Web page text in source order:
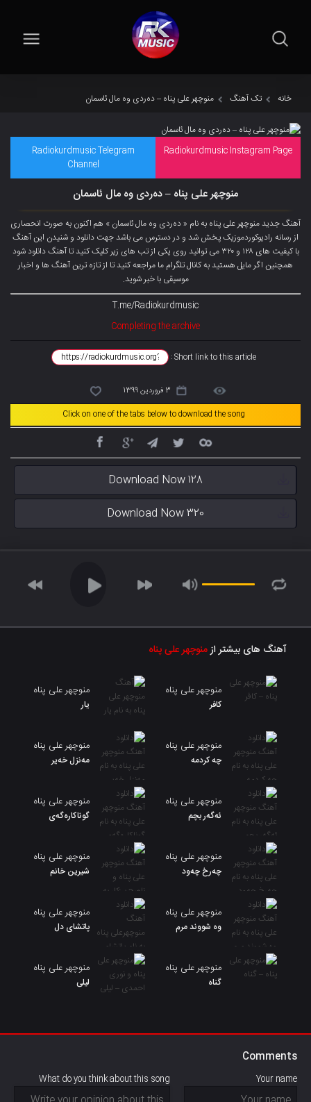
خانه تک آهنگ منوچهر علی پناه – دەردی وە مال ئاسمان
Radiokurdmusic Instagram Page
Radiokurdmusic Telegram
Channel
منوچهر علی پناه – دەردی وە مال ئاسمان
آهنگ جدید منوچهر علی پناه به نام « دەردی وە مال ئاسمان » هم اکنون به صورت انحصاری
از رسانه رادیوکوردموزیک پخش شد و در دسترس می باشد جهت دانلود و شنیدن این آهنگ
با کیفیت های ۱۲۸ و ۳۲۰ می توانید روی یکی از تب های زیر کلیک کنید تا آهنگ دانلود شود
همچنین اگر مایل هستید به کانال تلگرام ما مراجعه کنید تا از تازه ترین آهنگ ها و اخبار
موسیقی با خبر شوید.
T.me/Radiokurdmusic
Completing the archive
Short link to this article :
3 فروردین 1399
Click on one of the tabs below to download the song
Download Now 128
Download Now 320
آهنگ های بیشتر ازمنوچهر علی پناه
منوچهر علی پناه
کافر
منوچهر علی پناه
یار
منوچهر علی پناه
چه کردمه
منوچهر علی پناه
مەنزل خەیر
منوچهر علی پناه
ئەگەر بچم
منوچهر علی پناه
گوناکارەگەی
منوچهر علی پناه
چەرخ چەود
منوچهر علی پناه
شیرین خانم
منوچهر علی پناه
وه شووند مرم
منوچهر علی پناه
پاتشای دل
منوچهر علی پناه
گناه
منوچهر علی پناه
لیلی
Comments
Your name
What do you think about this song